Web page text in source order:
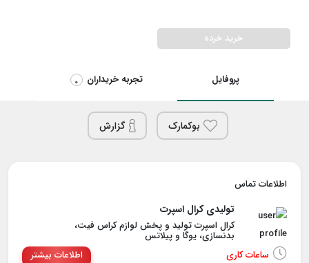
خرید خرده
پروفایل تجربه خریداران 0
بوکمارک گزارش
اطلاعات تماس
تولیدی کرال اسپرت
کرال اسپرت تولید و پخش لوازم کراس فیت،
بدنسازی، یوگا و پیلاتس
ساعات کاری
اطلاعات بیشتر